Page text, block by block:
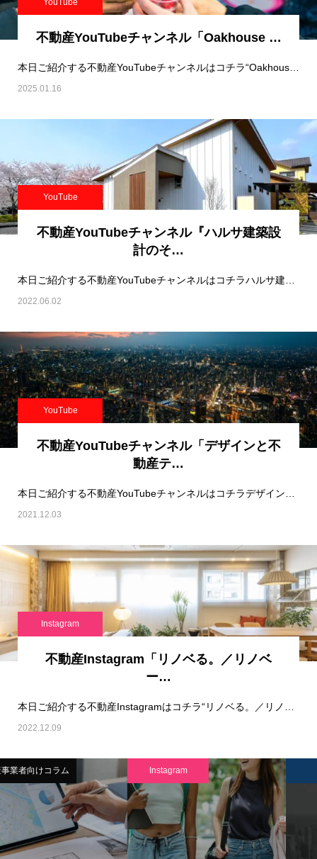
不動産YouTubeチャンネル「Oakhouse …
2025.01.16
YouTube
不動産YouTubeチャンネル『ハルサ建築設
計のそ…
本日ご紹介する不動産YouTubeチャンネルはコチラハルサ建築設計のそうだったのか家づくり…
2022.06.02
YouTube
不動産YouTubeチャンネル「デザインと不
動産テ…
本日ご紹介する不動産YouTubeチャンネルはコチラデザインと不動産テックのTATSUJI…
2021.12.03
Instagram
不動産Instagram「リノベる。／リノベ
ー…
2022.12.09
Instagram